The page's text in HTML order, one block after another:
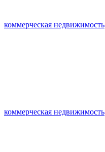
коммерческая недвижимость
коммерческая недвижимость